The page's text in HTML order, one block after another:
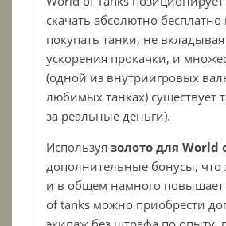
скачать абсолютно
покупать танки, не
ускорения прокачки, и
(одной из внутриигровых
любимых танках) существует
за реальные деньги).
Используя золото для World
дополнительные бонусы, что
и в общем намного повышает
of tanks можно приобрести